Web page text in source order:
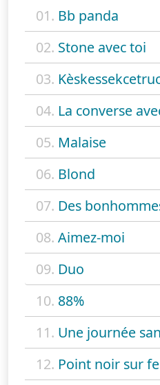
01. Bb panda
02. Stone avec toi
03.
04. La converse
05. Malaise
06. Blond
07. Des
08. Aimez-moi
09. Duo
10. 88%
11. Une journée
12. Point noir sur